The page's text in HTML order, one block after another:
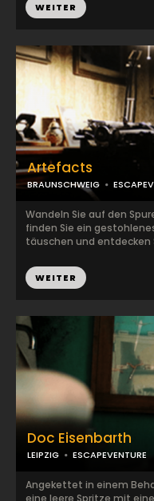
Artefacts
BRAUNSCHWEIG
Wandeln Sie auf den
finden Sie ein
täuschen und entdecken
WEITER
WEITER
Doc Eisenbarth
LEIPZIG ESCAPEVENTURE
Angekettet in einem
eine leere Spritze mit